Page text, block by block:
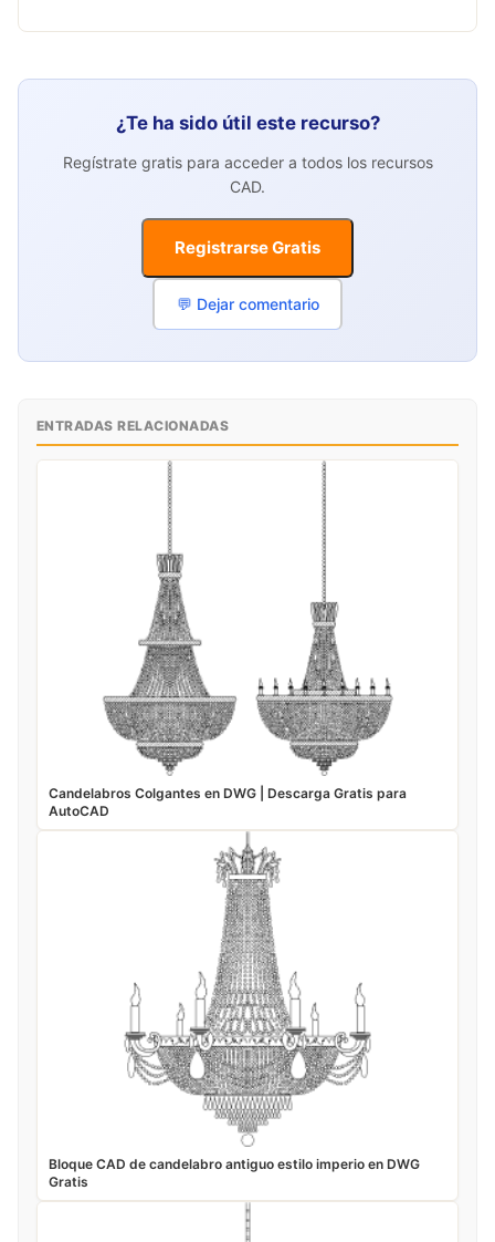
¿Te ha sido útil este recurso?
Regístrate gratis para acceder a todos los recursos
CAD.
Registrarse Gratis
💬 Dejar comentario
ENTRADAS RELACIONADAS
Candelabros Colgantes en DWG | Descarga Gratis para
AutoCAD
Bloque CAD de candelabro antiguo estilo imperio en DWG
Gratis